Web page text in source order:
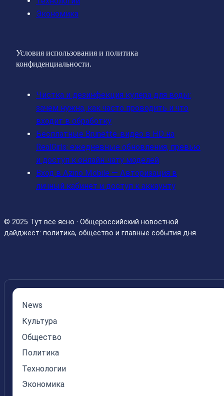
Экономика
Условия использования и политика
конфиденциальности.
Чистка и дезинфекция кулера для воды:
зачем нужна, как часто проводить и что
входит в обработку
Бесплатные Brunette‑видео в HD на
RealGirls: ежедневные обновления, превью
и доступ к онлайн‑чату моделей
Вход в Azino Mobile — Авторизация в
личный кабинет и доступ к аккаунту
© 2025 Тут всё ясно · Общероссийский новостной
дайджест: политика, общество и главные события дня.
News
Культура
Общество
Политика
Технологии
Экономика